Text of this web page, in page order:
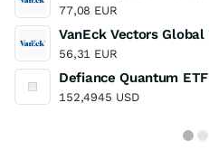
77,08 EUR
56,31 EUR
Defiance Quantum ETF
152,4945 USD